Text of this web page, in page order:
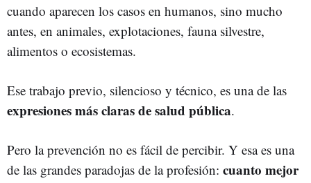
cuando aparecen los casos en humanos, sino mucho
antes, en animales, explotaciones, fauna silvestre,
alimentos o ecosistemas.
Ese trabajo previo, silencioso y técnico, es una de las
expresiones más claras de salud pública.
Pero la prevención no es fácil de percibir. Y esa es una
de las grandes paradojas de la profesión: cuanto mejor